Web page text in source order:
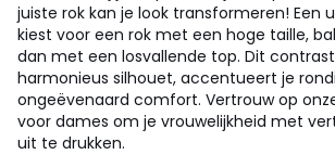
juiste rok kan je look transformeren! Een
kiest voor een rok met een hoge taille,
dan met een losvallende top. Dit
harmonieus silhouet, accentueert je
ongeëvenaard comfort. Vertrouw op
voor dames om je vrouwelijkheid met
uit te drukken.